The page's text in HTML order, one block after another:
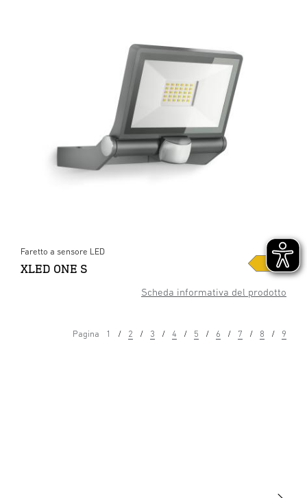
Scheda informativa del prodotto
Faretto a sensore LED
XLED ONE S
Pagina 1 2 3 4 5 6 7 8 9